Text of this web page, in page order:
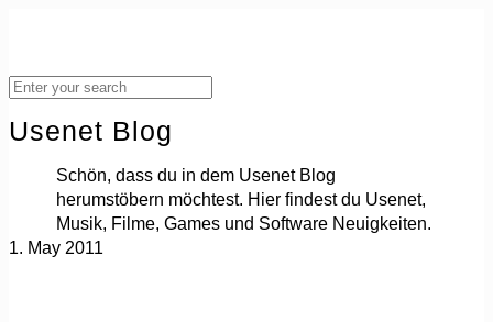
Usenet Blog
Schön, dass du in dem Usenet Blog
herumstöbern möchtest. Hier findest du Usenet,
Musik, Filme, Games und Software Neuigkeiten.
1. May 2011